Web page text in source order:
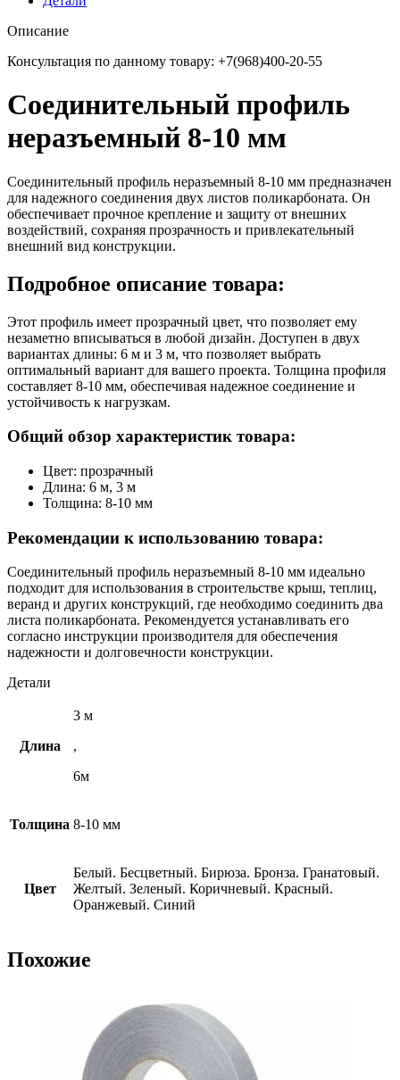
Описание
Консультация по данному товару: +7(968)400-20-55
Соединительный профиль
неразъемный 8-10 мм
Соединительный профиль неразъемный 8-10 мм предназначен
для надежного соединения двух листов поликарбоната. Он
обеспечивает прочное крепление и защиту от внешних
воздействий, сохраняя прозрачность и привлекательный
внешний вид конструкции.
Подробное описание товара:
Этот профиль имеет прозрачный цвет, что позволяет ему
незаметно вписываться в любой дизайн. Доступен в двух
вариантах длины: 6 м и 3 м, что позволяет выбрать
оптимальный вариант для вашего проекта. Толщина профиля
составляет 8-10 мм, обеспечивая надежное соединение и
устойчивость к нагрузкам.
Общий обзор характеристик товара:
Цвет: прозрачный
Длина: 6 м, 3 м
Толщина: 8-10 мм
Рекомендации к использованию товара:
Соединительный профиль неразъемный 8-10 мм идеально
подходит для использования в строительстве крыш, теплиц,
веранд и других конструкций, где необходимо соединить два
листа поликарбоната. Рекомендуется устанавливать его
согласно инструкции производителя для обеспечения
надежности и долговечности конструкции.
Детали
Длина
3 м
,
6м
Толщина 8-10 мм
Цвет
Белый. Бесцветный. Бирюза. Бронза. Гранатовый.
Желтый. Зеленый. Коричневый. Красный.
Оранжевый. Синий
Похожие